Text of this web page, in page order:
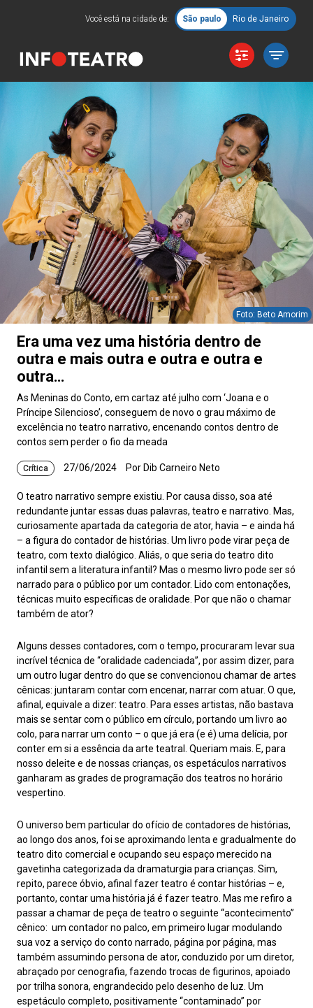
Você está na cidade de: São paulo Rio de Janeiro
Foto: Beto Amorim
Era uma vez uma história dentro de
outra e mais outra e outra e outra e
outra…
As Meninas do Conto, em cartaz até julho com ‘Joana e o
Príncipe Silencioso’, conseguem de novo o grau máximo de
excelência no teatro narrativo, encenando contos dentro de
contos sem perder o fio da meada
Crítica 27/06/2024 Por Dib Carneiro Neto
O teatro narrativo sempre existiu. Por causa disso, soa até
redundante juntar essas duas palavras, teatro e narrativo. Mas,
curiosamente apartada da categoria de ator, havia – e ainda há
– a figura do contador de histórias. Um livro pode virar peça de
teatro, com texto dialógico. Aliás, o que seria do teatro dito
infantil sem a literatura infantil? Mas o mesmo livro pode ser só
narrado para o público por um contador. Lido com entonações,
técnicas muito específicas de oralidade. Por que não o chamar
também de ator?
Alguns desses contadores, com o tempo, procuraram levar sua
incrível técnica de “oralidade cadenciada”, por assim dizer, para
um outro lugar dentro do que se convencionou chamar de artes
cênicas: juntaram contar com encenar, narrar com atuar. O que,
afinal, equivale a dizer: teatro. Para esses artistas, não bastava
mais se sentar com o público em círculo, portando um livro ao
colo, para narrar um conto – o que já era (e é) uma delícia, por
conter em si a essência da arte teatral. Queriam mais. E, para
nosso deleite e de nossas crianças, os espetáculos narrativos
ganharam as grades de programação dos teatros no horário
vespertino.
O universo bem particular do ofício de contadores de histórias,
ao longo dos anos, foi se aproximando lenta e gradualmente do
teatro dito comercial e ocupando seu espaço merecido na
gavetinha categorizada da dramaturgia para crianças. Sim,
repito, parece óbvio, afinal fazer teatro é contar histórias – e,
portanto, contar uma história já é fazer teatro. Mas me refiro a
passar a chamar de peça de teatro o seguinte “acontecimento”
cênico: um contador no palco, em primeiro lugar modulando
sua voz a serviço do conto narrado, página por página, mas
também assumindo persona de ator, conduzido por um diretor,
abraçado por cenografia, fazendo trocas de figurinos, apoiado
por trilha sonora, engrandecido pelo desenho de luz. Um
espetáculo completo, positivamente “contaminado” por